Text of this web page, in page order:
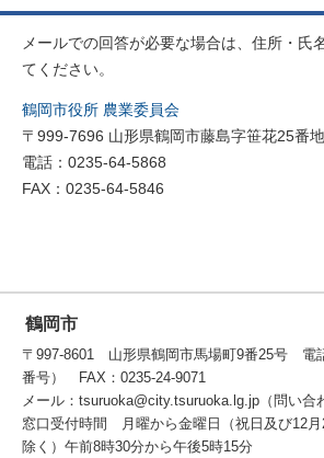
メールでの回答が必要な場合は、住所・氏
てください。
鶴岡市役所 農業委員会
〒999-7696 山形県鶴岡市藤島字笹花25番地
電話：0235-64-5868
FAX：0235-64-5846
鶴岡市
〒997-8601 山形県鶴岡市馬場町9番25号 電
番号） FAX：0235-24-9071
メール：tsuruoka@city.tsuruoka.lg.jp（問い合
窓口受付時間 月曜から金曜日（祝日及び12月
除く）午前8時30分から午後5時15分